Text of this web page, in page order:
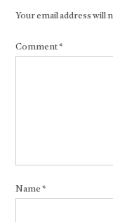
Your email address will
Comment*
Name*